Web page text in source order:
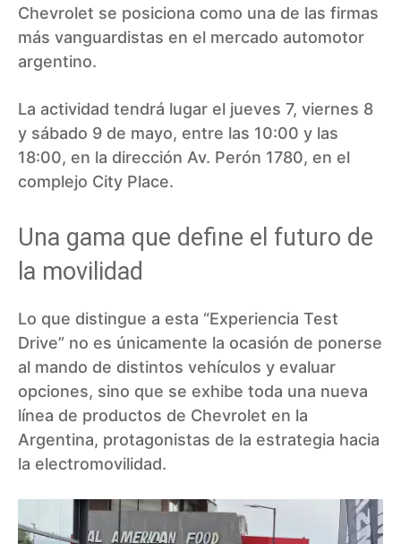
Chevrolet se posiciona como una de las firmas
más vanguardistas en el mercado automotor
argentino.
La actividad tendrá lugar el jueves 7, viernes 8
y sábado 9 de mayo, entre las 10:00 y las
18:00, en la dirección Av. Perón 1780, en el
complejo City Place.
Una gama que define el futuro de
la movilidad
Lo que distingue a esta “Experiencia Test
Drive” no es únicamente la ocasión de ponerse
al mando de distintos vehículos y evaluar
opciones, sino que se exhibe toda una nueva
línea de productos de Chevrolet en la
Argentina, protagonistas de la estrategia hacia
la electromovilidad.